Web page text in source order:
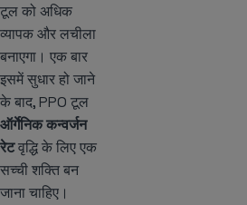
टूल को अधिक
व्यापक और लचीला
बनाएगा। एक बार
इसमें सुधार हो जाने
के बाद, PPO टूल
ऑर्गेनिक कन्वर्जन
रेटवृद्धि के लिए एक
सच्ची शक्ति बन
जाना चाहिए।